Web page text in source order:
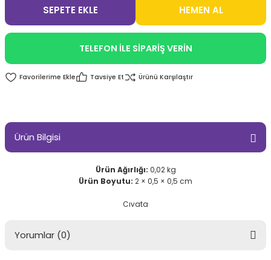
SEPETE EKLE HEMEN AL
TELEFON İLE SİPARİŞ VERİN
Tavsiye Et Ürünü Karşılaştır
Ürün Bilgisi
Ürün Ağırlığı: 0,02 kg
Ürün Boyutu: 2 × 0,5 × 0,5 cm
Cıvata
Yorumlar (0)